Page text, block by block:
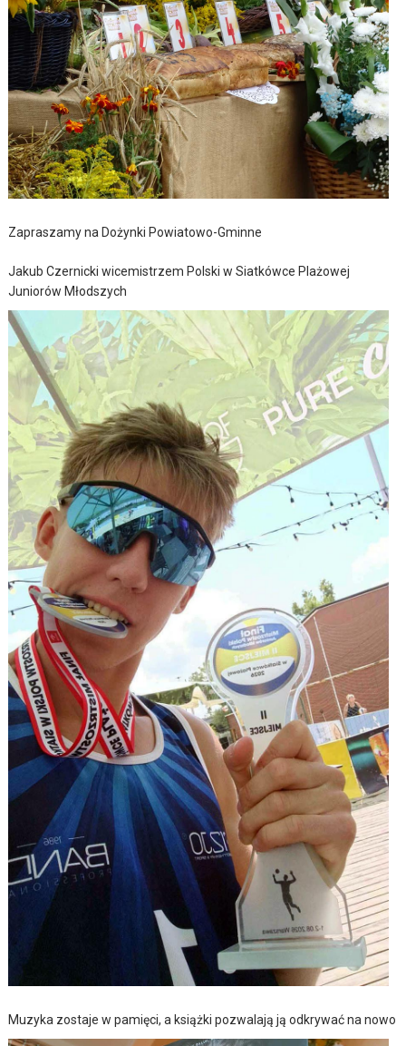
Zapraszamy na Dożynki Powiatowo-Gminne
Jakub Czernicki wicemistrzem Polski w Siatkówce Plażowej
Juniorów Młodszych
Muzyka zostaje w pamięci, a książki pozwalają ją odkrywać na nowo